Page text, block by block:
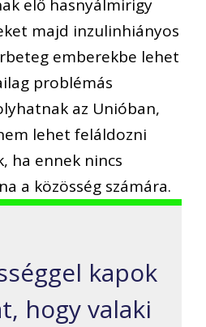
elő hasnyálmirigy
majd inzulinhiányos
emberekbe lehet
problémás
az Unióban,
lehet feláldozni
ha ennek nincs
a közösség számára.
kapok
hogy valaki